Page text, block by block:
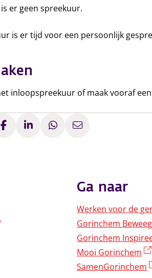
er geen spreekuur.
is er tijd voor een persoonlijk
inloopspreekuur of maak vooraf een
Ga naar
Werken voor de
Gorinchem
Gorinchem
Mooi Gorinchem
SamenGorinchem